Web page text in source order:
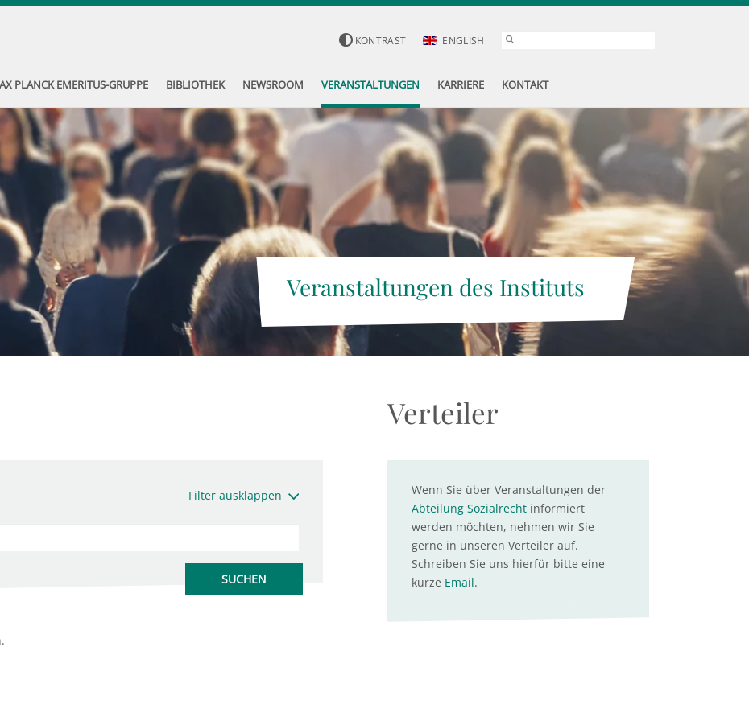
KONTRAST ENGLISH
PLANCK EMERITUS-GRUPPE BIBLIOTHEK NEWSROOM VERANSTALTUNGEN KARRIERE KONTAKT
Veranstaltungen des Instituts
Filter ausklappen
Verteiler
Wenn Sie über Veranstaltungen der
Abteilung Sozialrechtinformiert
werden möchten, nehmen wir Sie
gerne in unseren Verteiler auf.
Schreiben Sie uns hierfür bitte eine
kurze Email.